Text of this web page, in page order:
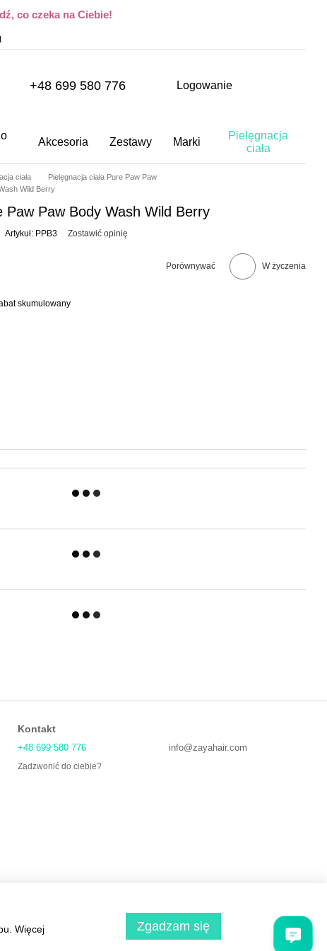
co czeka na Ciebie!
+48 699 580 776 Logowanie
Akcesoria Zestawy Marki
Pielęgnacja
ciała
ciała
Pielęgnacja ciała Pure Paw Paw
Wild Berry
Paw Paw Body Wash Wild Berry
Artykuł: PPB3 Zostawić opinię
Porównywać W życzenia
skumulowany
Kontakt
+48 699 580 776
Zadzwonić do ciebie?
info@zayahair.com
Więcej
Zgadzam się